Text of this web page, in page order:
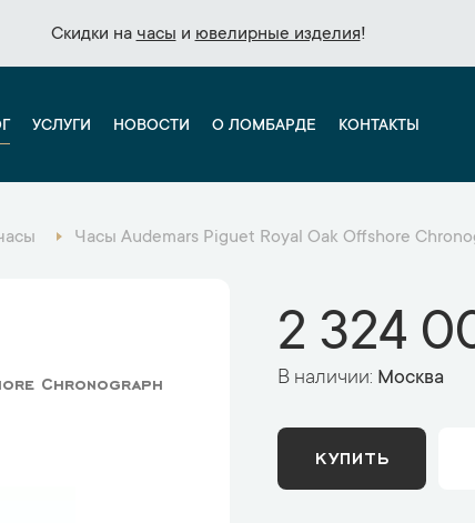
Скидки на часы и ювелирные изделия!
Скидки на часы и ювелирные изделия!
УСЛУГИ НОВОСТИ О ЛОМБАРДЕ КОНТАКТЫ
Часы Audemars Piguet Royal Oak Offshore
Chronograph
2 324
В наличии: Москва
КУПИТЬ